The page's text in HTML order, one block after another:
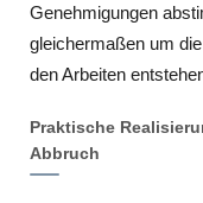
Genehmigungen
gleichermaßen um
den Arbeiten
Praktische
Abbruch